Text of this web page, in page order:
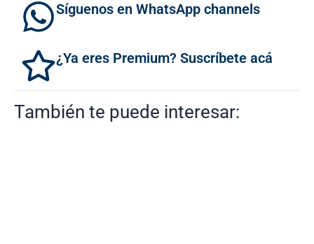
Síguenos en WhatsApp channels
¿Ya eres Premium? Suscríbete acá
También te puede interesar: